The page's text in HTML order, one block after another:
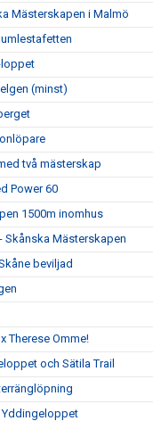
Mästerskapen i Malmö
loppet
(minst)
två mästerskap
Power 60
1500m inomhus
Skånska Mästerskapen
beviljad
Therese Omme!
och Sätila Trail
Yddingeloppet